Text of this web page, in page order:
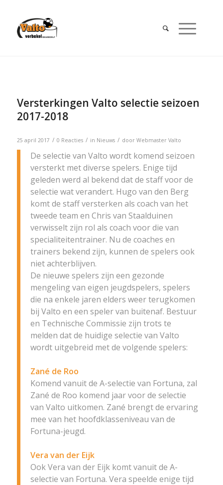
Versterkingen Valto selectie seizoen
2017-2018
25 april 2017 / 0 Reacties / in Nieuws / door Webmaster Valto
De selectie van Valto wordt komend seizoen
versterkt met diverse spelers. Enige tijd
geleden werd al bekend dat de staff voor de
selectie wat verandert. Hugo van den Berg
komt de staff versterken als coach van het
tweede team en Chris van Staalduinen
verwisselt zijn rol als coach voor die van
specialiteitentrainer. Nu de coaches en
trainers bekend zijn, kunnen de spelers ook
niet achterblijven.
De nieuwe spelers zijn een gezonde
mengeling van eigen jeugdspelers, spelers
die na enkele jaren elders weer terugkomen
bij Valto en een speler van buitenaf. Bestuur
en Technische Commissie zijn trots te
melden dat de huidige selectie van Valto
wordt uitgebreid met de volgende spelers:
Zané de Roo
Komend vanuit de A-selectie van Fortuna, zal
Zané de Roo komend jaar voor de selectie
van Valto uitkomen. Zané brengt de ervaring
mee van het hoofdklasseniveau van de
Fortuna-jeugd.
Vera van der Eijk
Ook Vera van der Eijk komt vanuit de A-
selectie van Fortuna. Vera speelde enige tijd